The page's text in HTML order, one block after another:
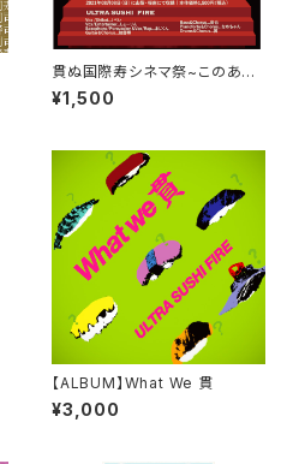
貫ぬ国際寿シネマ祭~このあと
すぐ!!~ LIVE CD
¥1,500
【ALBUM】What We 貫
¥3,000